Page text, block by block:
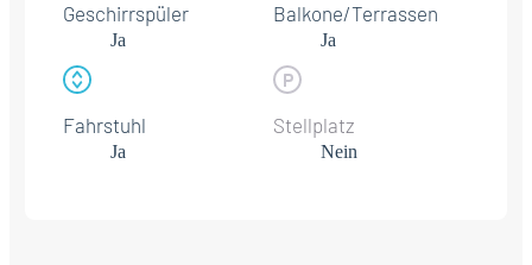
Geschirrspüler
Ja
Balkone/Terrassen
Ja
Fahrstuhl
Ja
Stellplatz
Nein